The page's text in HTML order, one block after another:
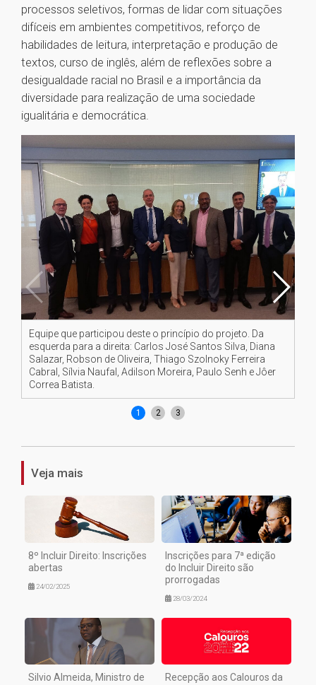
processos seletivos, formas de lidar com situações
difíceis em ambientes competitivos, reforço de
habilidades de leitura, interpretação e produção de
textos, curso de inglês, além de reflexões sobre a
desigualdade racial no Brasil e a importância da
diversidade para realização de uma sociedade
igualitária e democrática.
Equipe que participou deste o princípio do projeto. Da
esquerda para a direita: Carlos José Santos Silva, Diana
Salazar, Robson de Oliveira, Thiago Szolnoky Ferreira
Cabral, Sílvia Naufal, Adilson Moreira, Paulo Senh e Jôer
Correa Batista.
1 2 3
Veja mais
8º Incluir Direito: Inscrições
abertas
24/02/2025
Inscrições para 7ª edição
do Incluir Direito são
prorrogadas
28/03/2024
Silvio Almeida, Ministro de
Recepção aos Calouros da